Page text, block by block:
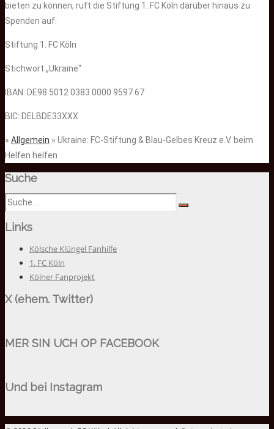
bieten zu können, ruft die Stiftung 1. FC Köln darüber hinaus zu
Spenden auf:
Stiftung 1. FC Köln
Stichwort „Ukraine“
IBAN: DE98 5012 0383 0000 9597 67
BIC: DELBDE33XXX
» Allgemein » Ukraine: FC-Stiftung & Blau-Gelbes Kreuz e.V. beim
Helfen helfen
Suche
Links
Kölsche Klüngel Fanhilfe
1. FC Köln
Kölner Fanprojekt
X (ehem. Twitter)
MER SIN UCH OP FACEBOOK
Und bei Instagram